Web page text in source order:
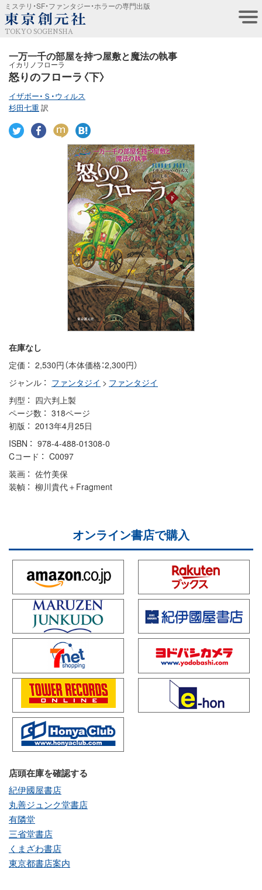
ミステリ・SF・ファンタジー・ホラーの専門出版
TOKYO SOGENSHA
一万一千の部屋を持つ屋敷と魔法の執事
イカリノフローラ
怒りのフローラ〈下〉
イザボー・Ｓ・ウィルス
杉田七重訳
在庫なし
定価
2,530円（本体価格：2,300円）
ジャンル
ファンタジイ > ファンタジイ
判型
四六判上製
ページ数
318ページ
初版
2013年4月25日
ISBN
978-4-488-01308-0
Cコード
C0097
装画
佐竹美保
装幀
柳川貴代＋Fragment
オンライン書店で購入
店頭在庫を確認する
紀伊國屋書店
丸善ジュンク堂書店
有隣堂
三省堂書店
くまざわ書店
東京都書店案内